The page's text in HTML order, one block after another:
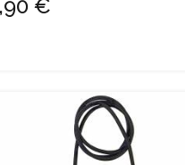
€